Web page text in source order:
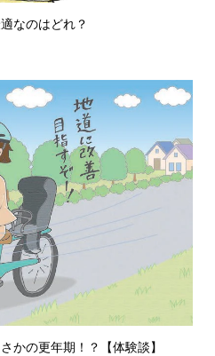
なのはどれ？
かの更年期！？【体験談】